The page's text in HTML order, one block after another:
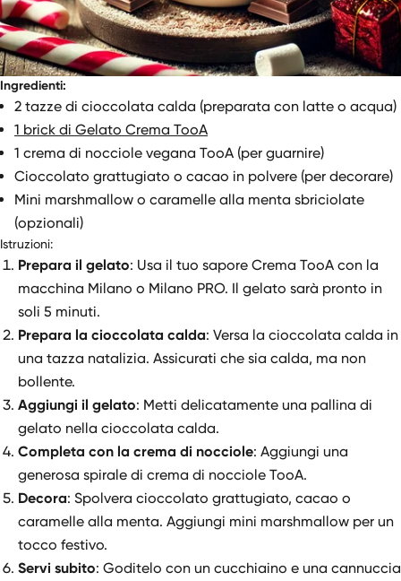
Ingredienti:
2 tazze di cioccolata calda (preparata con latte o acqua)
1 brick di Gelato Crema TooA
1 crema di nocciole vegana TooA (per guarnire)
Cioccolato grattugiato o cacao in polvere (per decorare)
Mini marshmallow o caramelle alla menta sbriciolate
(opzionali)
Istruzioni:
Prepara il gelato: Usa il tuo sapore Crema TooA con la
macchina Milano o Milano PRO. Il gelato sarà pronto in
soli 5 minuti.
Prepara la cioccolata calda: Versa la cioccolata calda in
una tazza natalizia. Assicurati che sia calda, ma non
bollente.
Aggiungi il gelato: Metti delicatamente una pallina di
gelato nella cioccolata calda.
Completa con la crema di nocciole: Aggiungi una
generosa spirale di crema di nocciole TooA.
Decora: Spolvera cioccolato grattugiato, cacao o
caramelle alla menta. Aggiungi mini marshmallow per un
tocco festivo.
Servi subito: Goditelo con un cucchiaino e una cannuccia